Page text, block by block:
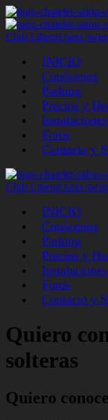
Club Liberal para
INICIO
Conócenos
Parking
Precios y
Instalaciones
Foros
Contacto y
Club Liberal para
INICIO
Conócenos
Parking
Precios y
Instalaciones
Foros
Contacto y
Quiero
solteras
Quiero